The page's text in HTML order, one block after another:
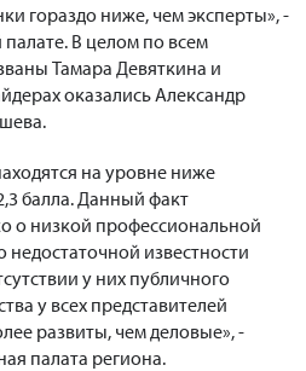
гораздо ниже, чем эксперты», -
В целом по всем
Тамара Девяткина и
оказались Александр
на уровне ниже
балла. Данный факт
о низкой профессиональной
недостаточной известности
у них публичного
у всех представителей
развиты, чем деловые», -
палата региона.